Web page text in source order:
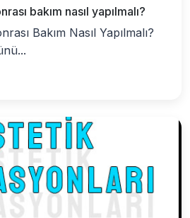
bakım nasıl yapılmalı?
Bakım Nasıl Yapılmalı?